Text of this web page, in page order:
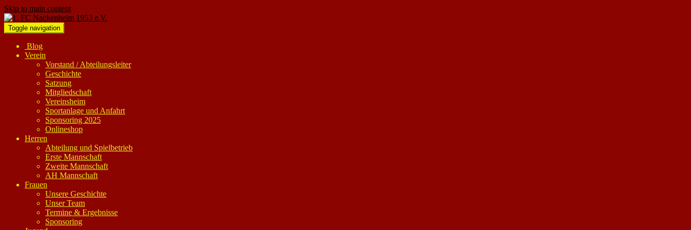
Skip to main content
Toggle navigation
Blog
Verein
Vorstand / Abteilungsleiter
Geschichte
Satzung
Mitgliedschaft
Vereinsheim
Sportanlage und Anfahrt
Sponsoring 2025
Onlineshop
Herren
Abteilung und Spielbetrieb
Erste Mannschaft
Zweite Mannschaft
AH Mannschaft
Frauen
Unsere Geschichte
Unser Team
Termine & Ergebnisse
Sponsoring